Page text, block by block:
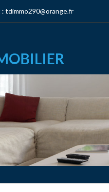
: tdimmo290@orange.fr